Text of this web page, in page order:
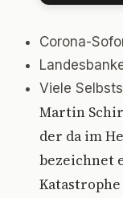
Corona-
Viele
Martin
der da im
bezeichnet